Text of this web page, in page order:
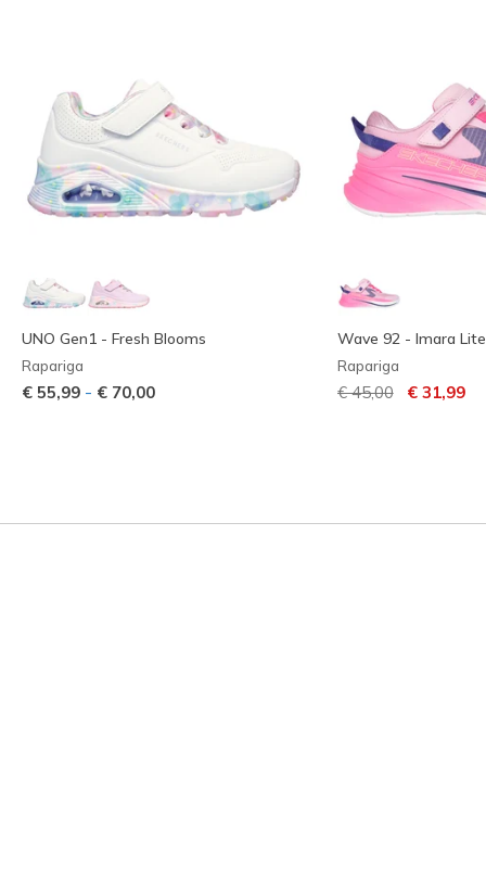
UNO Gen1 - Fresh Blooms
Rapariga
€ 55,99 - € 70,00
Wave 92 - Imara Lite
Rapariga
Preço com
€ 45,00para
€ 31,99